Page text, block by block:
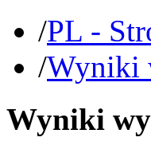
/PL -
/Wyniki
Wyniki